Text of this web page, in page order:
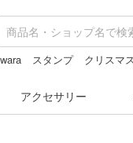
スタンプ クリスマ
アクセサリー